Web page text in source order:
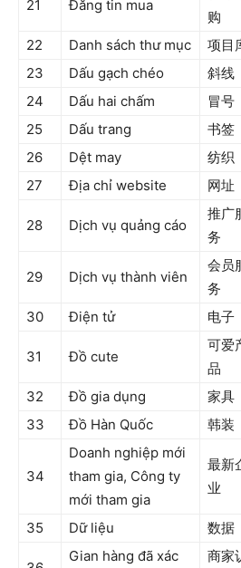
21 Đăng tin mua
购
22 Danh sách thư mục 项目
23
Dấu gạch chéo 斜线
24
Dấu hai chấm 冒号
25
Dấu trang 书签
26
Dệt may 纺织
27
Địa chỉ website 网址
28 Dịch vụ quảng cáo
推广
务
29 Dịch vụ thành viên
会员
务
30 Điện tử 电子
31 Đồ cute
可爱
品
32 Đồ gia dụng 家具
33
Đồ Hàn Quốc 韩装
34
Doanh nghiệp mới
tham gia, Công ty
mới tham gia
最新
业
35 Dữ liệu 数据
Gian hàng đã xác 商家